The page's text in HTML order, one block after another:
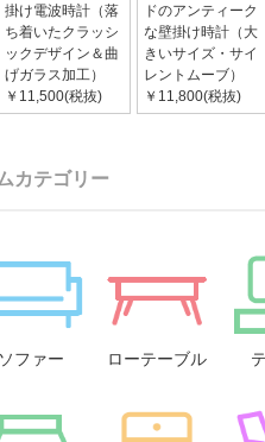
掛け電波時計（落
ち着いたクラッシ
ックデザイン＆曲
げガラス加工）
￥11,500(税抜)
ドのアンティーク
な壁掛け時計（大
きいサイズ・サイ
レントムーブ）
￥11,800(税抜)
カテゴリー
ソファー ローテーブル